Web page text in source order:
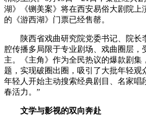
湖》《铡美案》将在西安易俗大剧院上
的《游西湖》门票已经售罄。
陕西省戏曲研究院党委书记、院长
腔传播多局限于专业剧场、戏曲圈层，
主。《主角》作为全民热议的爆款剧集
题，实现破圈出圈，吸引了大批年轻观
年轻人开始主动搜索经典剧目、名家唱
春活力。”
文学与影视的双向奔赴